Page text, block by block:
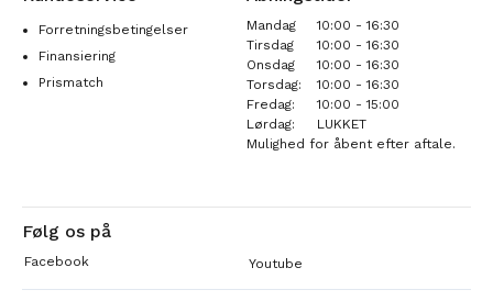
Forretningsbetingelser
Finansiering
Prismatch
Mandag
10:00 - 16:30
Tirsdag
10:00 - 16:30
Onsdag
10:00 - 16:30
Torsdag:
10:00 - 16:30
Fredag:
10:00 - 15:00
Lørdag:
LUKKET
Mulighed for åbent efter aftale.
Følg os på
Facebook Youtube